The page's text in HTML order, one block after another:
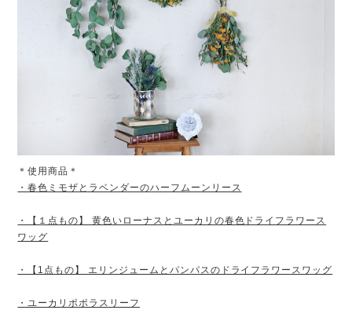
＊使用商品＊
・春色ミモザとラベンダーのハーフムーンリース
・【１点もの】 黄色いローナスとユーカリの春色ドライフラワース
ワッグ
・【1点もの】 エリンジュームとパンパスのドライフラワースワッグ
・ユーカリポポラスリーフ